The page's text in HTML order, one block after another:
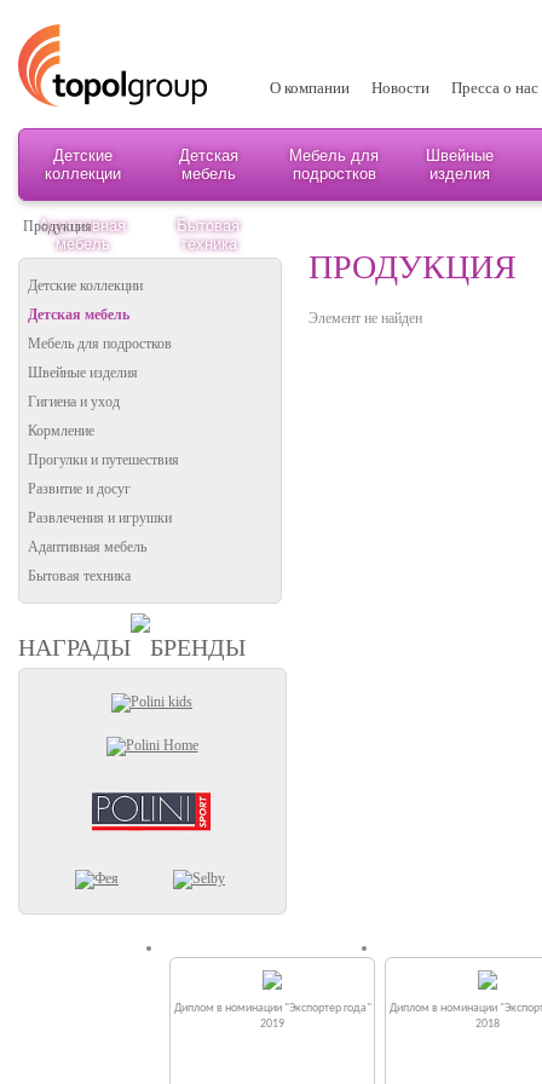
О компании Новости Пресса о нас
Детские
коллекции
Детская
мебель
Мебель для
подростков
Швейные
изделия
Адаптивная
мебель
Бытовая
техника
Продукция
Детские коллекции
Детская мебель
Мебель для подростков
Швейные изделия
Гигиена и уход
Кормление
Прогулки и путешествия
Развитие и досуг
Развлечения и игрушки
Адаптивная мебель
Бытовая техника
НАГРАДЫ БРЕНДЫ
ПРОДУКЦИЯ
Элемент не найден
Диплом в номинации "Экспортер года"
2019
Диплом в номинации
2018